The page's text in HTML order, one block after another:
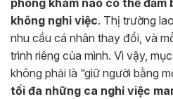
phòng khám nào có thể đảm
không nghỉ việc. Thị trường
nhu cầu cá nhân thay đổi, và
trình riêng của mình. Vì vậy,
không phải là “giữ người bằng
tối đa những ca nghỉ việc